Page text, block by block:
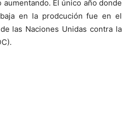
El único año donde
en la prodcución fue en el
las Naciones Unidas contra la